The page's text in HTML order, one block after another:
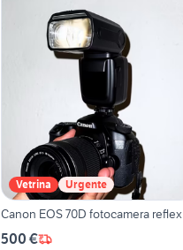
Vetrina Urgente
Canon EOS 70D fotocamera reflex
500 €